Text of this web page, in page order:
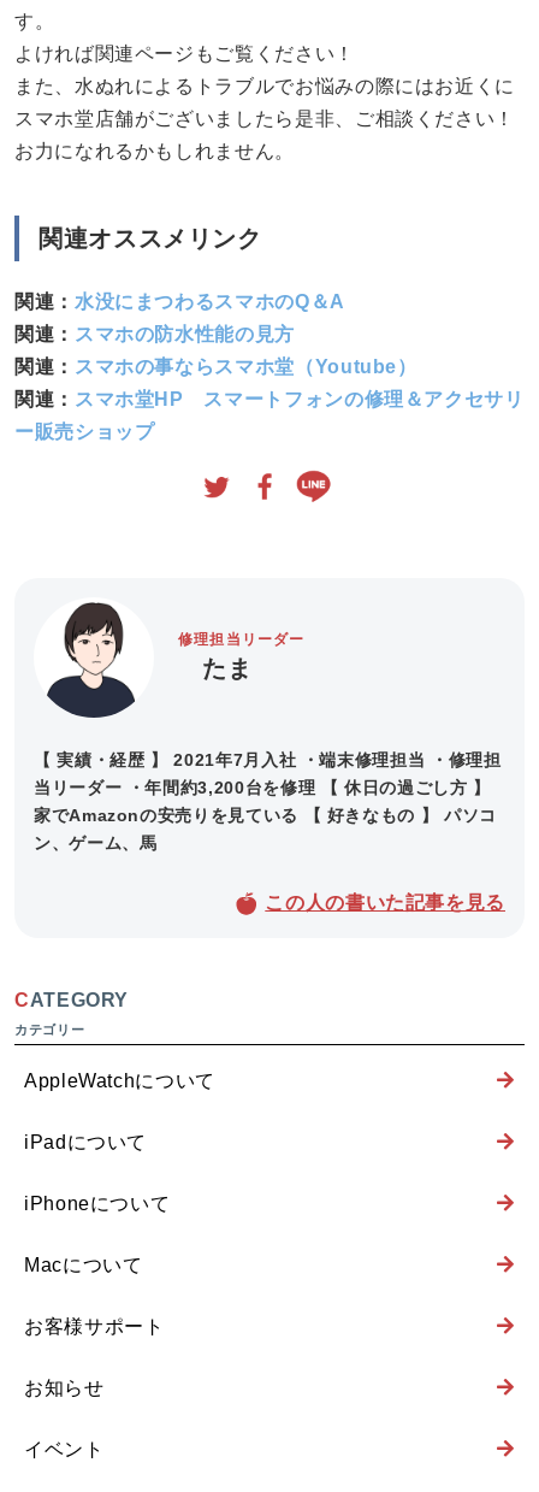
す。
よければ関連ページもご覧ください！
また、水ぬれによるトラブルでお悩みの際にはお近くに
スマホ堂店舗がございましたら是非、ご相談ください！
お力になれるかもしれません。
関連オススメリンク
関連： 水没にまつわるスマホのQ＆A
関連： スマホの防水性能の見方
関連： スマホの事ならスマホ堂（Youtube）
関連： スマホ堂HP スマートフォンの修理＆アクセサリ
ー販売ショップ
修理担当リーダー
たま
【 実績・経歴 】 2021年7月入社 ・端末修理担当 ・修理担
当リーダー ・年間約3,200台を修理 【 休日の過ごし方 】
家でAmazonの安売りを見ている 【 好きなもの 】 パソコ
ン、ゲーム、馬
この人の書いた記事を見る
CATEGORY
AppleWatchについて
iPadについて
iPhoneについて
Macについて
お客様サポート
お知らせ
イベント